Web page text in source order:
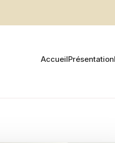
AccueilPrésentation